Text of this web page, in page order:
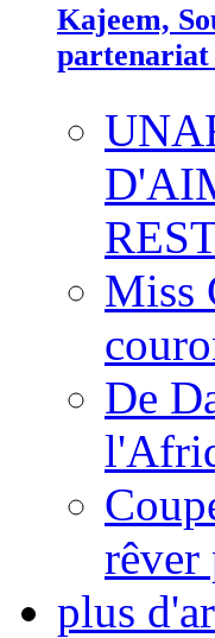
Kajeem,
partenariat
Miss
De
rêver
plus